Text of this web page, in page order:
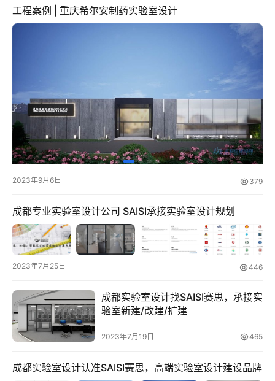
目
方
案
今
快
新
闻
动
知
识
科
登录 注册
工程案例 | 重庆希尔安制药实验室设计
2023年9月6日 379
成都专业实验室设计公司 SAISI承接实验室设计规划
2023年7月25日 446
成都实验室设计找SAISI赛思，承接实
验室新建/改建/扩建
2023年7月19日 465
成都实验室设计认准SAISI赛思，高端实验室设计建设品牌